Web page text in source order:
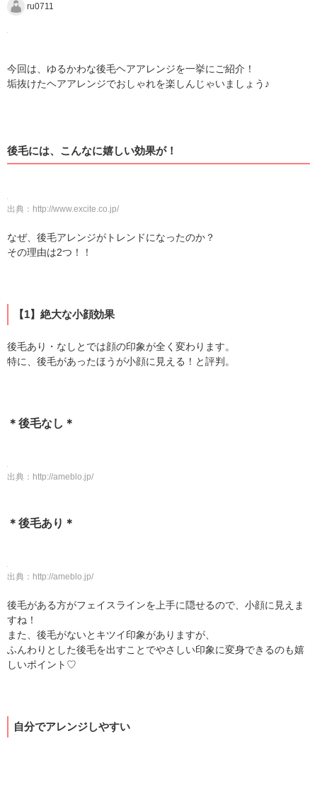
ru0711
今回は、ゆるかわな後毛ヘアアレンジを一挙にご紹介！
垢抜けたヘアアレンジでおしゃれを楽しんじゃいましょう♪
後毛には、こんなに嬉しい効果が！
出典： http://www.excite.co.jp/
なぜ、後毛アレンジがトレンドになったのか？
その理由は2つ！！
【1】絶大な小顔効果
後毛あり・なしとでは顔の印象が全く変わります。
特に、後毛があったほうが小顔に見える！と評判。
＊後毛なし＊
出典： http://ameblo.jp/
＊後毛あり＊
出典： http://ameblo.jp/
後毛がある方がフェイスラインを上手に隠せるので、小顔に見えま
すね！
また、後毛がないとキツイ印象がありますが、
ふんわりとした後毛を出すことでやさしい印象に変身できるのも嬉
しいポイント♡
自分でアレンジしやすい